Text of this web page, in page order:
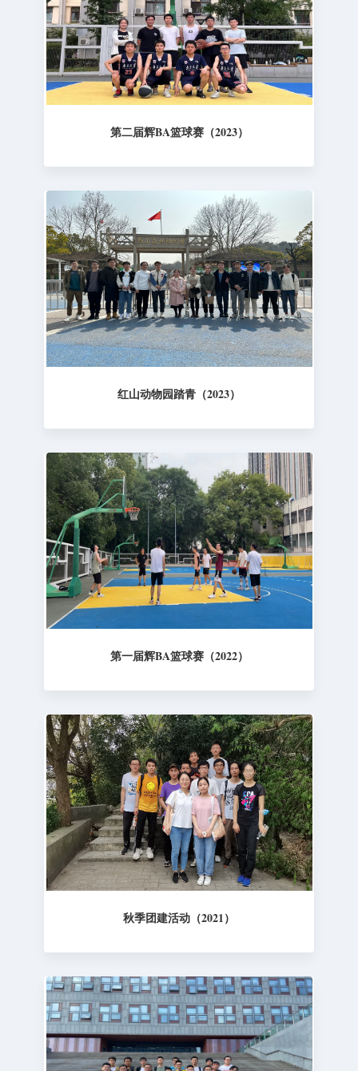
第二届辉BA篮球赛（2023）
红山动物园踏青（2023）
第一届辉BA篮球赛（2022）
秋季团建活动（2021）